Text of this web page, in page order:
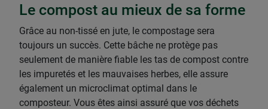
Le compost au mieux de sa forme
Grâce au non-tissé en jute, le compostage sera
toujours un succès. Cette bâche ne protège pas
seulement de manière fiable les tas de compost contre
les impuretés et les mauvaises herbes, elle assure
également un microclimat optimal dans le
composteur. Vous êtes ainsi assuré que vos déchets